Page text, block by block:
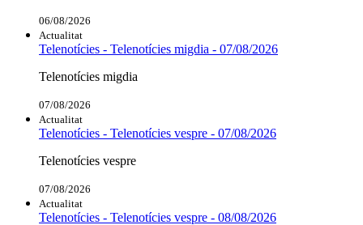
06/08/2026
Actualitat
Telenotícies - Telenotícies migdia - 07/08/2026
Telenotícies migdia
07/08/2026
Actualitat
Telenotícies - Telenotícies vespre - 07/08/2026
Telenotícies vespre
07/08/2026
Actualitat
Telenotícies - Telenotícies vespre - 08/08/2026